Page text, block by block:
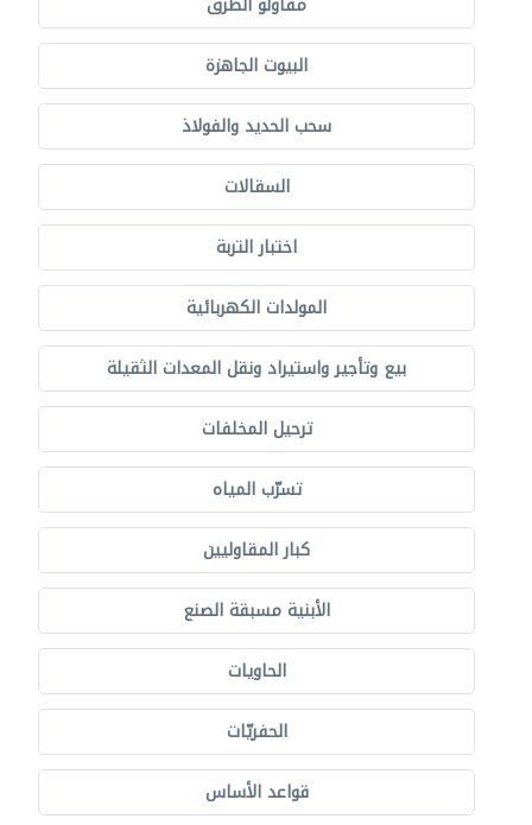
البيوت الجاهزة
سحب الحديد والفولاذ
السقالات
اختبار التربة
المولدات الكهربائية
بيع وتأجير واستيراد ونقل المعدات الثقيلة
ترحيل المخلفات
تسرّب المياه
كبار المقاوليين
الأبنية مسبقة الصنع
الحاويات
الحفريّات
قواعد الأساس